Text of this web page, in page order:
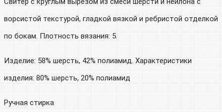
ворсистой текстурой, гладкой вязкой и ребристой отделкой
по бокам. Плотность вязания: 5.
Изделие: 58% шерсть, 42% полиамид. Характеристики
изделия: 80% шерсть, 20% полиамид
Ручная стирка